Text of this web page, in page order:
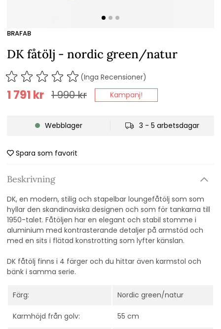
BRAFAB
DK fåtölj - nordic green/natur
(Inga Recensioner)
1 990kr
1 791 kr Kampanj!
Webblager 3 - 5 arbetsdagar
Spara som favorit
Beskrivning
DK, en modern, stilig och stapelbar loungefåtölj som som
hyllar den skandinaviska designen och som för tankarna till
1950-talet. Fåtöljen har en elegant och stabil stomme i
aluminium med kontrasterande detaljer på armstöd och
med en sits i flätad konstrotting som lyfter känslan.
DK fåtölj finns i 4 färger och du hittar även karmstol och
bänk i samma serie.
Färg: Nordic green/natur
Karmhöjd från golv: 55 cm